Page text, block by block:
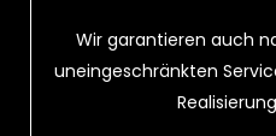
Wir garantieren auch
uneingeschränkten